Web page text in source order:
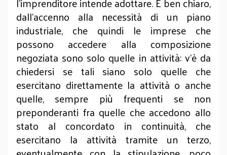
dall’accenno alla necessità di un piano
industriale, che quindi le imprese che
possono accedere alla composizione
negoziata sono solo quelle in attività: v’è da
chiedersi se tali siano solo quelle che
esercitano direttamente la attività o anche
quelle, sempre più frequenti se non
preponderanti fra quelle che accedono allo
stato al concordato in continuità, che
esercitano la attività tramite un terzo,